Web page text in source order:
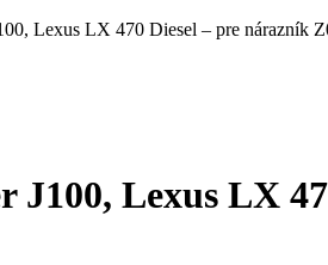
Lexus LX 470 Diesel – pre nárazník
Lexus LX